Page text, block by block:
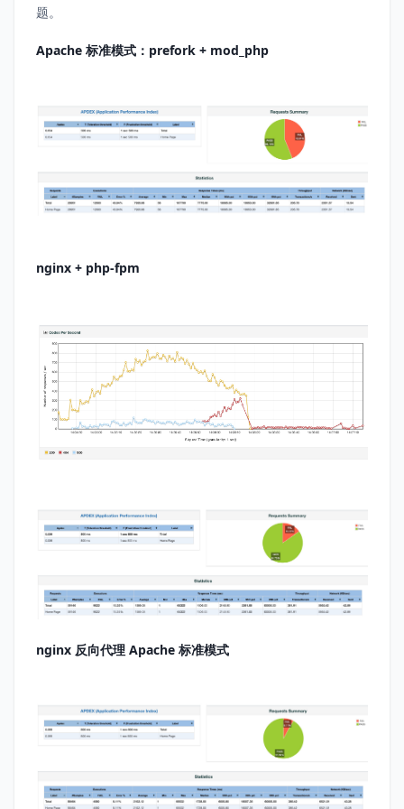
题。
Apache 标准模式：prefork + mod_php
nginx + php-fpm
nginx 反向代理 Apache 标准模式